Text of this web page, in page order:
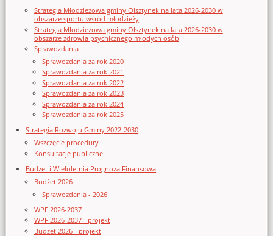
Strategia Młodzieżowa gminy Olsztynek na lata 2026-2030 w
obszarze sportu wśród młodzieży
Strategia Młodzieżowa gminy Olsztynek na lata 2026-2030 w
obszarze zdrowia psychicznego młodych osób
Sprawozdania
Sprawozdania za rok 2020
Sprawozdania za rok 2021
Sprawozdania za rok 2022
Sprawozdania za rok 2023
Sprawozdania za rok 2024
Sprawozdania za rok 2025
Strategia Rozwoju Gminy 2022-2030
Wszczęcie procedury
Konsultacje publiczne
Budżet i Wieloletnia Prognoza Finansowa
Budżet 2026
Sprawozdania - 2026
WPF 2026-2037
WPF 2026-2037 - projekt
Budżet 2026 - projekt